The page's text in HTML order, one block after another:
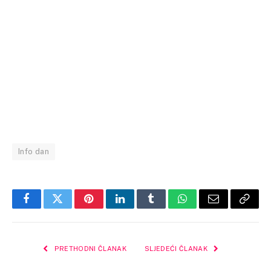
Info dan
FacebookTwitterPinterestLinkedInTumblrWhatsApp
Email Copy
PRETHODNI ČLANAK SLJEDEĆI ČLANAK